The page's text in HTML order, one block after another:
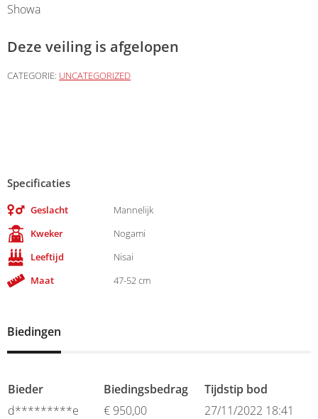
Showa
Deze veiling is afgelopen
CATEGORIE: UNCATEGORIZED
Specificaties
Geslacht
Mannelijk
Kweker
Nogami
Leeftijd
Nisai
Maat
47-52 cm
Biedingen
Bieder Biedingsbedrag
Tijdstip bod
d*********e
€ 950,00
27/11/2022 18:41